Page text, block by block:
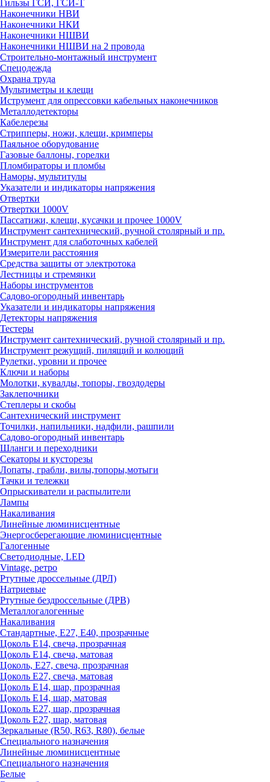
Гильзы ГСИ, ГСИ-Т
Наконечники НВИ
Наконечники НКИ
Наконечники НШВИ
Наконечники НШВИ на 2 провода
Строительно-монтажный инструмент
Спецодежда
Охрана труда
Мультиметры и клещи
Иструмент для опрессовки кабельных наконечников
Металлодетекторы
Кабелерезы
Стрипперы, ножи, клещи, кримперы
Паяльное оборудование
Газовые баллоны, горелки
Пломбираторы и пломбы
Наморы, мультитулы
Указатели и индикаторы напряжения
Отвертки
Отвертки 1000V
Пассатижи, клещи, кусачки и прочее 1000V
Инструмент сантехнический, ручной столярный и пр.
Инструмент для слаботочных кабелей
Измерители расстояния
Средства защиты от электротока
Лестницы и стремянки
Наборы инструментов
Садово-огородный инвентарь
Указатели и индикаторы напряжения
Детекторы напряжения
Тестеры
Инструмент сантехнический, ручной столярный и пр.
Инструмент режущий, пилящий и колющий
Рулетки, уровни и прочее
Ключи и наборы
Молотки, кувалды, топоры, гвоздодеры
Заклепочники
Степлеры и скобы
Сантехнический инструмент
Точилки, напильники, надфили, рашпили
Садово-огородный инвентарь
Шланги и переходники
Секаторы и кусторезы
Лопаты, грабли, вилы,топоры,мотыги
Тачки и тележки
Опрыскиватели и распылители
Лампы
Накаливания
Линейные люминисцентные
Энергосберегающие люминисцентные
Галогенные
Светодиодные, LED
Vintage, ретро
Ртутные дроссельные (ДРЛ)
Натриевые
Ртутные бездроссельные (ДРВ)
Металлогалогенные
Накаливания
Стандартные, Е27, Е40, прозрачные
Цоколь Е14, свеча, прозрачная
Цоколь Е14, свеча, матовая
Цоколь, Е27, свеча, прозрачная
Цоколь Е27, свеча, матовая
Цоколь Е14, шар, прозрачная
Цоколь Е14, шар, матовая
Цоколь Е27, шар, прозрачная
Цоколь Е27, шар, матовая
Зеркальные (R50, R63, R80), белые
Специального назначения
Линейные люминисцентные
Специального назначения
Белые